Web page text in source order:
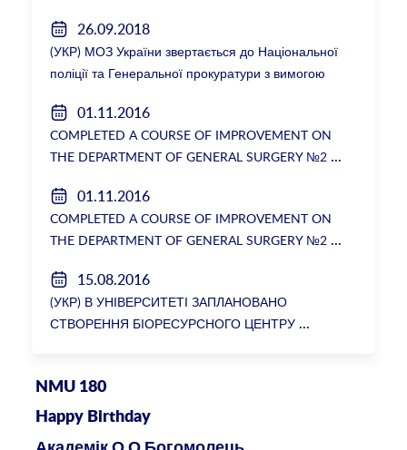
26.09.2018
(УКР) МОЗ України звертається до Національної
поліції та Генеральної прокуратури з вимогою
ректорки НМУ Катерини Амосової
01.11.2016
COMPLETED A COURSE OF IMPROVEMENT ON
THE DEPARTMENT OF GENERAL SURGERY №2
01.11.2016
COMPLETED A COURSE OF IMPROVEMENT ON
THE DEPARTMENT OF GENERAL SURGERY №2
15.08.2016
(УКР) В УНІВЕРСИТЕТІ ЗАПЛАНОВАНО
СТВОРЕННЯ БІОРЕСУРСНОГО ЦЕНТРУ
NMU 180
Happy Birthday